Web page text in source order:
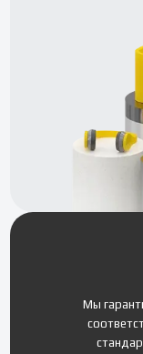
Мы